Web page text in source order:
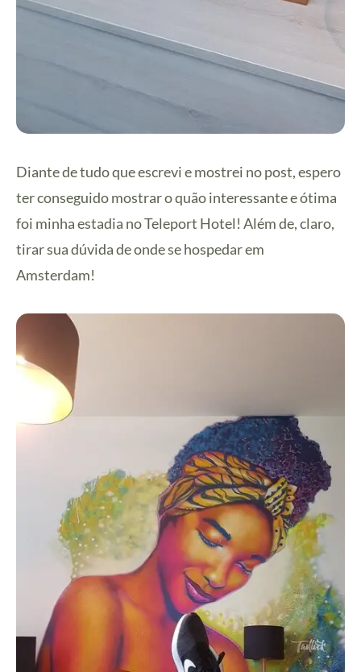
Diante de tudo que escrevi e mostrei no post, espero
ter conseguido mostrar o quão interessante e ótima
foi minha estadia no Teleport Hotel! Além de, claro,
tirar sua dúvida de onde se hospedar em
Amsterdam!